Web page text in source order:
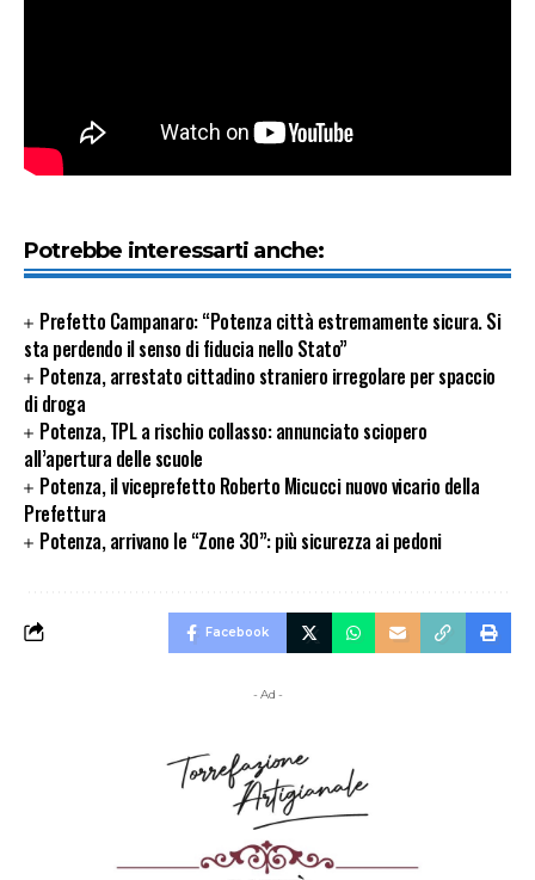
Potrebbe interessarti anche:
Prefetto Campanaro: “Potenza città estremamente sicura. Si
sta perdendo il senso di fiducia nello Stato”
Potenza, arrestato cittadino straniero irregolare per spaccio
di droga
Potenza, TPL a rischio collasso: annunciato sciopero
all’apertura delle scuole
Potenza, il viceprefetto Roberto Micucci nuovo vicario della
Prefettura
Potenza, arrivano le “Zone 30”: più sicurezza ai pedoni
Facebook
- Ad -